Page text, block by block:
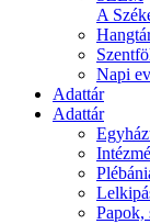
A
Napi
Adattár
Adattár
Papok,